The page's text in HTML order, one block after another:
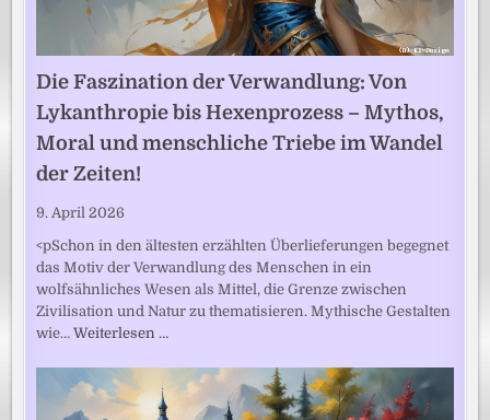
Die Faszination der Verwandlung: Von
Lykanthropie bis Hexenprozess – Mythos,
Moral und menschliche Triebe im Wandel
der Zeiten!
9. April 2026
<pSchon in den ältesten erzählten Überlieferungen begegnet
das Motiv der Verwandlung des Menschen in ein
wolfsähnliches Wesen als Mittel, die Grenze zwischen
Zivilisation und Natur zu thematisieren. Mythische Gestalten
wie…Weiterlesen …